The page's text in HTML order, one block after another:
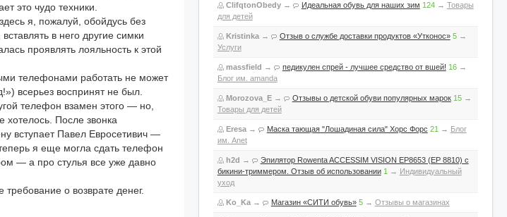
это чудо техники.
я, пожалуй, обойдусь без
в него другие симки
проявлять лояльность к этой
телефонами работать не может
всерьез воспринят не был.
телефон взамен этого — но,
хотелось. После звонка
вступает Павел Евросетивич —
я еще могла сдать телефон
— а про стулья все уже давно
о возврате денег.
ClifqtonObedy→ Идеальная обувь для наших зим 124→ Товары
для детей
Kristinka→ Отзыв о службе доставки продуктов «Утконос» 5→
Услуги
massfield → педикулен спрей - лучшее средство от вшей! 16→
Блог им. amanda
Morozova_E→ Отзывы о детской обуви популярных марок 15→
Товары для детей
Eresa→ Маска тающая "Лошадиная сила" Хорс Форс 21 → Блог
им. Anet
h2d →
Эпилятор Rowenta ACCESSIM VISION EP8653 (EP 8810) с
бикини-триммером. Отзыв об использовании 1 → Индивидуальный
уход
Ko_Ka→ Магазин «СИТИ обувь» 5→ Отзывы о магазинах